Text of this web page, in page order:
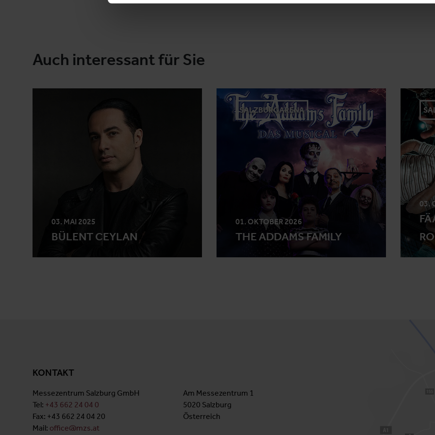
Auch interessant für Sie
03. MAI 2025
BÜLENT CEYLAN
SALZBURGARENA
01. OKTOBER 2026
THE ADDAMS FAMILY
03.
KONTAKT
Messezentrum Salzburg GmbH
Tel: +43 662 24 04 0
Fax: +43 662 24 04 20
Mail: office@mzs.at
Am Messezentrum 1
5020 Salzburg
Österreich